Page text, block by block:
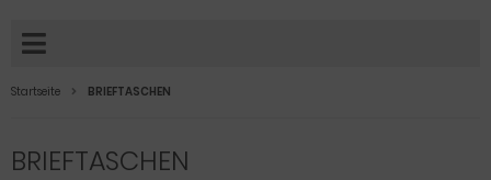
Startseite BRIEFTASCHEN
BRIEFTASCHEN